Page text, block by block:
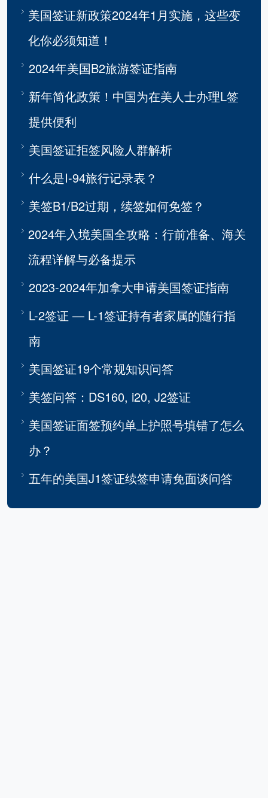
美国签证新政策2024年1月实施，这些变
化你必须知道！
2024年美国B2旅游签证指南
新年简化政策！中国为在美人士办理L签
提供便利
美国签证拒签风险人群解析
什么是I-94旅行记录表？
美签B1/B2过期，续签如何免签？
2024年入境美国全攻略：行前准备、海关
流程详解与必备提示
2023-2024年加拿大申请美国签证指南
L-2签证 — L-1签证持有者家属的随行指
南
美国签证19个常规知识问答
美签问答：DS160, i20, J2签证
美国签证面签预约单上护照号填错了怎么
办？
五年的美国J1签证续签申请免面谈问答